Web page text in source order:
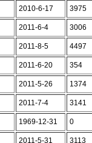
2010-6-17 3975
2011-6-4 3006
2011-8-5 4497
2011-6-20 354
2011-5-26 1374
2011-7-4 3141
1969-12-31 0
2011-5-31 3113